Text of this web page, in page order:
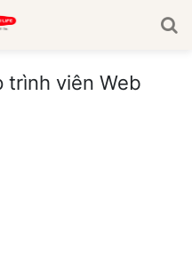
trình viên Web